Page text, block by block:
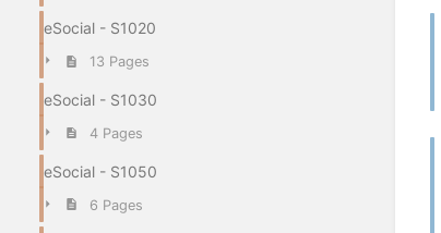
eSocial - S1020
13 Pages
eSocial - S1030
4 Pages
eSocial - S1050
6 Pages